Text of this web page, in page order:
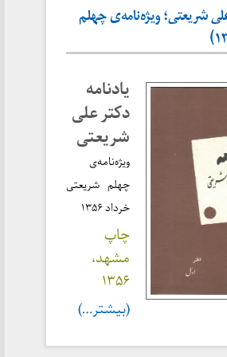
شریعتی؛ ویژه‌نامه‌ی چهلم
یادنامه
دکتر علی
شریعتی
ویژه‌نامه‌ی
چهلم شریعتی
خرداد ۱۳۵۶
چاپ
مشهد،
۱۳۵۶
(بیشتر…)